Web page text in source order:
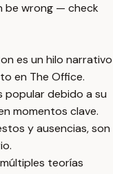
be wrong — check
es un hilo narrativo
en The Office.
popular debido a su
momentos clave.
y ausencias, son
teorías